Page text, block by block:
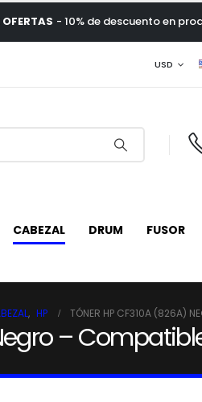
- 10% de descuento en
USD
CABEZAL DRUM FUSOR
, HP TÓNER HP CF310A (826A)
–